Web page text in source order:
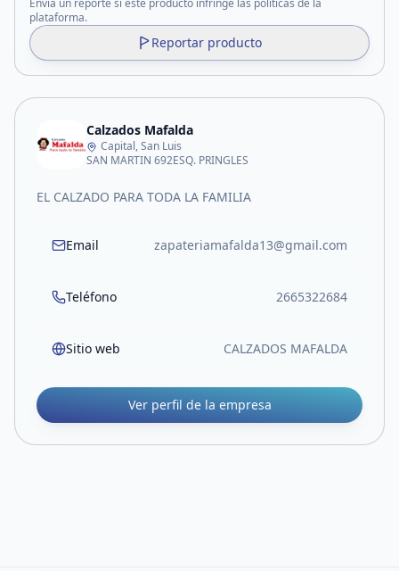
Enviá un reporte si este producto infringe las políticas de la
plataforma.
Reportar producto
Calzados Mafalda
Capital, San Luis
SAN MARTIN 692ESQ. PRINGLES
EL CALZADO PARA TODA LA FAMILIA
Email zapateriamafalda13@gmail.com
Teléfono 2665322684
Sitio web CALZADOS MAFALDA
Ver perfil de la empresa